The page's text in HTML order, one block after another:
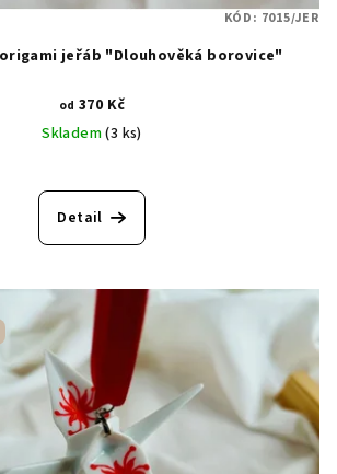
jeřáb "Dlouhověká borovice"
od 370 Kč
Skladem(3 ks)
Detail
KÓD: 7015/JER